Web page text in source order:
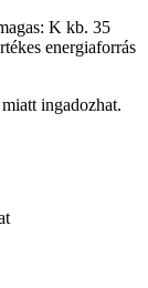
K kb. 35
energiaforrás
ingadozhat.